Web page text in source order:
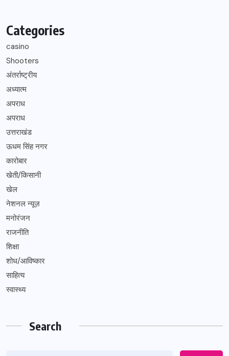
Categories
casino
Shooters
अंतर्राष्ट्रीय
अध्यात्म
अपराध
अपराध
उत्तराखंड
ऊधम सिंह नगर
कारोबार
खेती/किसानी
खेल
नेशनल न्यूज़
मनोरंजन
राजनीति
शिक्षा
शोध/आविष्कार
साहित्य
स्वास्थ्य
Search